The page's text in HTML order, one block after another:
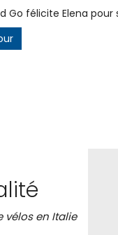
Go félicite Elena
vélos en Italie